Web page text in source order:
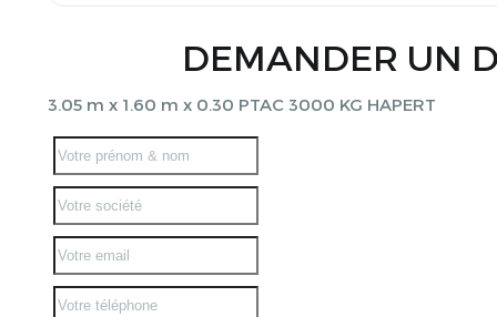
DEMANDER UN
3.05 m x 1.60 m x 0.30 PTAC 3000 KG HAPERT